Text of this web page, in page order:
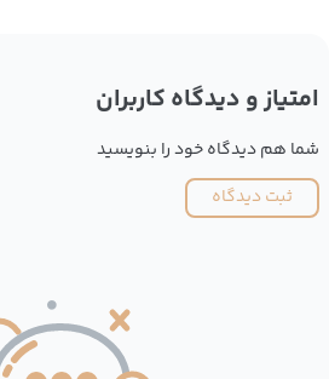
امتیاز و دیدگاه کاربران
شما هم دیدگاه خود را بنویسید
ثبت دیدگاه